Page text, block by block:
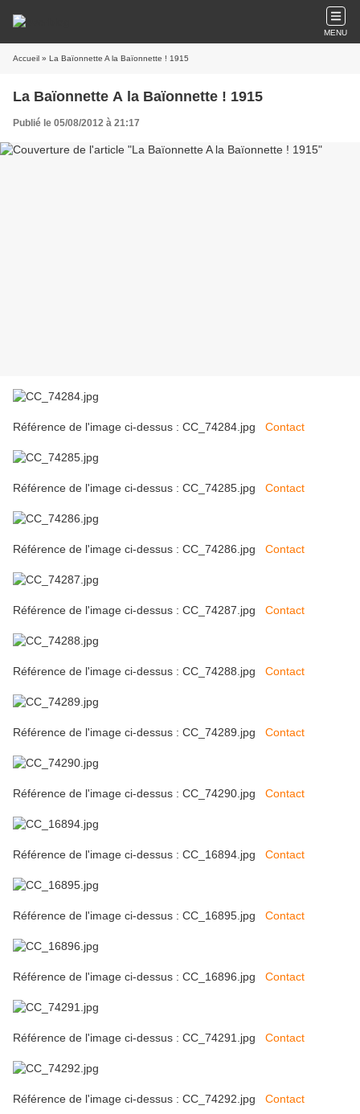
MENU
Accueil » La Baïonnette A la Baïonnette ! 1915
La Baïonnette A la Baïonnette ! 1915
Publié le 05/08/2012 à 21:17
Référence de l'image ci-dessus : CC_74284.jpg Contact
Référence de l'image ci-dessus : CC_74285.jpg Contact
Référence de l'image ci-dessus : CC_74286.jpg Contact
Référence de l'image ci-dessus : CC_74287.jpg Contact
Référence de l'image ci-dessus : CC_74288.jpg Contact
Référence de l'image ci-dessus : CC_74289.jpg Contact
Référence de l'image ci-dessus : CC_74290.jpg Contact
Référence de l'image ci-dessus : CC_16894.jpg Contact
Référence de l'image ci-dessus : CC_16895.jpg Contact
Référence de l'image ci-dessus : CC_16896.jpg Contact
Référence de l'image ci-dessus : CC_74291.jpg Contact
Référence de l'image ci-dessus : CC_74292.jpg Contact